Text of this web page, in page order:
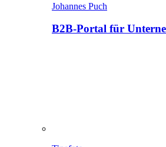
Johannes Puch
B2B-Portal für